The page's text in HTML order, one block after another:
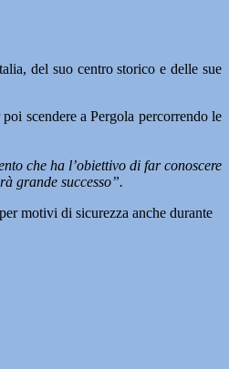
del suo centro storico e delle sue
scendere a Pergola percorrendo le
che ha l’obiettivo di far conoscere
grande successo”.
motivi di sicurezza anche durante